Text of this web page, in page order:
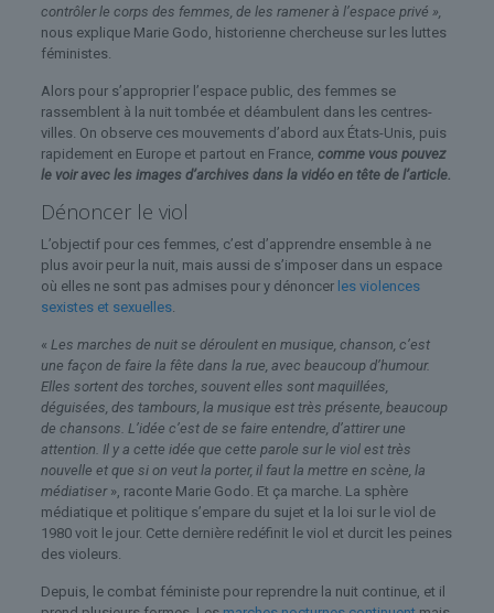
contrôler le corps des femmes, de les ramener à l’espace privé »,
nous explique Marie Godo, historienne chercheuse sur les luttes
féministes.
Alors pour s’approprier l’espace public, des femmes se
rassemblent à la nuit tombée et déambulent dans les centres-
villes. On observe ces mouvements d’abord aux États-Unis, puis
rapidement en Europe et partout en France, comme vous pouvez
le voir avec les images d’archives dans la vidéo en tête de l’article.
Dénoncer le viol
L’objectif pour ces femmes, c’est d’apprendre ensemble à ne
plus avoir peur la nuit, mais aussi de s’imposer dans un espace
où elles ne sont pas admises pour y dénoncer les violences
sexistes et sexuelles.
« Les marches de nuit se déroulent en musique, chanson, c’est
une façon de faire la fête dans la rue, avec beaucoup d’humour.
Elles sortent des torches, souvent elles sont maquillées,
déguisées, des tambours, la musique est très présente, beaucoup
de chansons. L’idée c’est de se faire entendre, d’attirer une
attention. Il y a cette idée que cette parole sur le viol est très
nouvelle et que si on veut la porter, il faut la mettre en scène, la
médiatiser », raconte Marie Godo. Et ça marche. La sphère
médiatique et politique s’empare du sujet et la loi sur le viol de
1980 voit le jour. Cette dernière redéfinit le viol et durcit les peines
des violeurs.
Depuis, le combat féministe pour reprendre la nuit continue, et il